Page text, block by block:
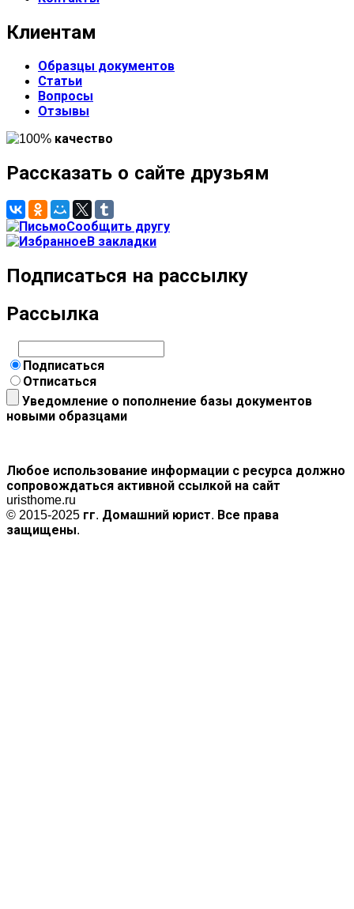
Клиентам
Образцы документов
Статьи
Вопросы
Отзывы
Рассказать о сайте друзьям
Сообщить другу
В закладки
Подписаться на рассылку
Рассылка
Подписаться
Отписаться
Уведомление о пополнение базы документов
новыми образцами
Любое использование информации с ресурса должно
сопровождаться активной ссылкой на сайт
uristhome.ru
© 2015-2025 гг. Домашний юрист. Все права
защищены.